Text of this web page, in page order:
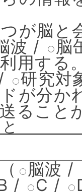
が脳と
波 /
脳
用する
研究対
が分か
ること
（ 脳波 /
/ C /